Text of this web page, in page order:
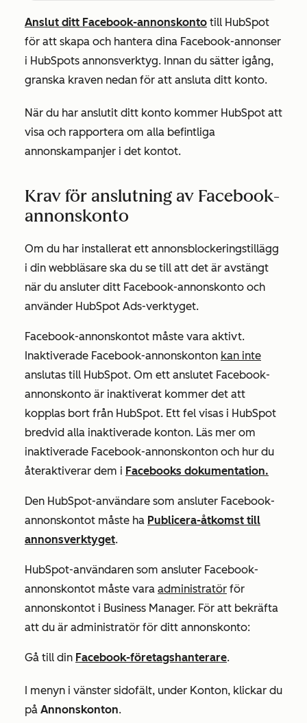
Anslut ditt Facebook-annonskonto till HubSpot
för att skapa och hantera dina Facebook-annonser
i HubSpots annonsverktyg. Innan du sätter igång,
granska kraven nedan för att ansluta ditt konto.
När du har anslutit ditt konto kommer HubSpot att
visa och rapportera om alla befintliga
annonskampanjer i det kontot.
Krav för anslutning av Facebook-
annonskonto
Om du har installerat ett annonsblockeringstillägg
i din webbläsare ska du se till att det är avstängt
när du ansluter ditt Facebook-annonskonto och
använder HubSpot Ads-verktyget.
Facebook-annonskontot måste vara aktivt.
Inaktiverade Facebook-annonskonton kan inte
anslutas till HubSpot. Om ett anslutet Facebook-
annonskonto är inaktiverat kommer det att
kopplas bort från HubSpot. Ett fel visas i HubSpot
bredvid alla inaktiverade konton. Läs mer om
inaktiverade Facebook-annonskonton och hur du
återaktiverar dem i Facebooks dokumentation.
Den HubSpot-användare som ansluter Facebook-
annonskontot måste ha Publicera-åtkomst till
annonsverktyget.
HubSpot-användaren som ansluter Facebook-
annonskontot måste vara administratör för
annonskontot i Business Manager. För att bekräfta
att du är administratör för ditt annonskonto:
Gå till din Facebook-företagshanterare.
I menyn i vänster sidofält, under Konton, klickar du
på Annonskonton.